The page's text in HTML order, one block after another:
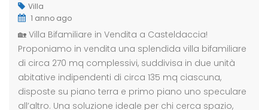
Villa
1 anno ago
🏡 Villa Bifamiliare in Vendita a Casteldaccia!
Proponiamo in vendita una splendida villa bifamiliare
di circa 270 mq complessivi, suddivisa in due unità
abitative indipendenti di circa 135 mq ciascuna,
disposte su piano terra e primo piano uno speculare
all’altro. Una soluzione ideale per chi cerca spazio,